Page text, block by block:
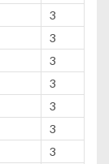
3
3
3
3
3
3
3